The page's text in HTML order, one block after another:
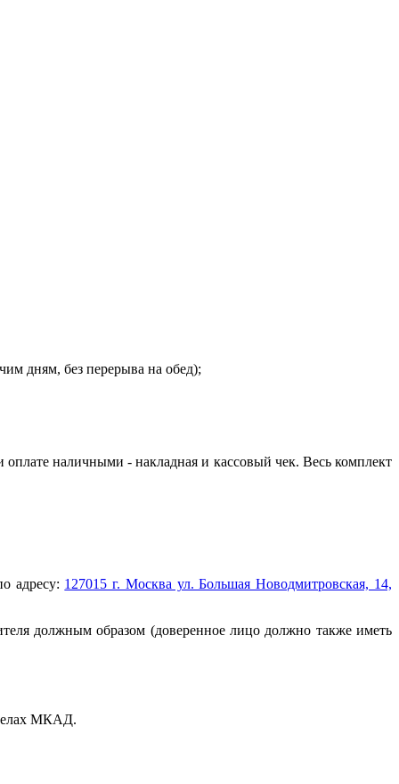
дням, без перерыва на обед);
наличными - накладная и кассовый чек. Весь комплект
адресу: 127015 г. Москва ул. Большая Новодмитровская, 14,
должным образом (доверенное лицо должно также иметь
МКАД.